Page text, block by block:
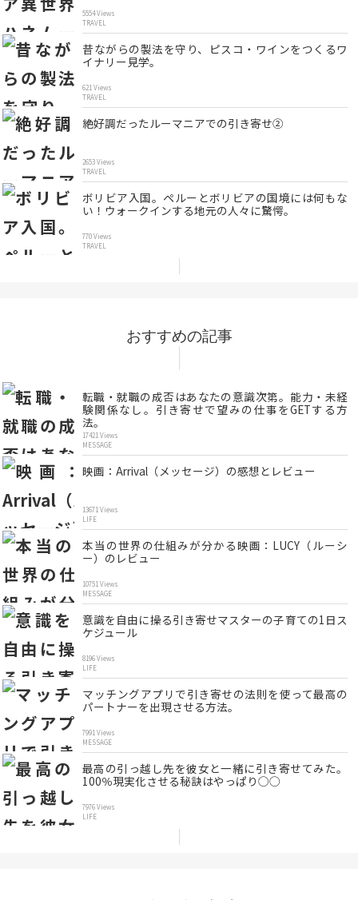
5554 Views
TRAVEL
昔ながらの製法を守り、ピスコ・ワインをつくるワ
イナリー見学。
621 Views
TRAVEL
絶好調だったルーマニアでの引き寄せ②
2653 Views
TRAVEL
ボリビア入国。ペルーとボリビアの国境には何もな
い！ウォークインする地元の人々に驚愕。
770 Views
TRAVEL
おすすめの記事
転職・就職の成否はあなたの意識次第。能力・未経
験関係なし。引き寄せで望みの仕事をGETする方
法。
17421 Views
MESSAGE
映画：Arrival（メッセージ）の感想とレビュー
13671 Views
LIFE
本当の世界の仕組みが分かる映画：LUCY（ルーシ
ー）のレビュー
10751 Views
MESSAGE
意識を自由に操る引き寄せマスターの子育ての1日ス
ケジュール
8196 Views
LIFE
マッチングアプリで引き寄せの法則を使って最高の
パートナーを出現させる方法。
7991 Views
MESSAGE
最高の引っ越し先を彼女と一緒に引き寄せてみた。
100％現実化させる秘訣はやっぱり◯◯
7976 Views
LIFE